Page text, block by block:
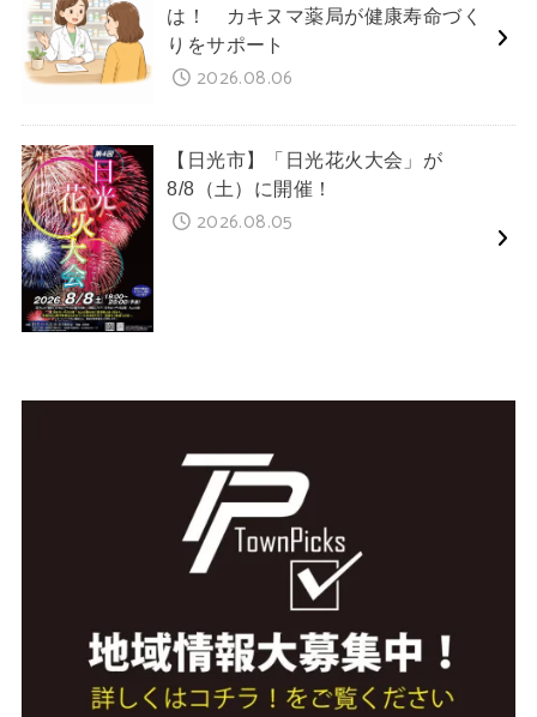
は！ カキヌマ薬局が健康寿命づく
りをサポート
2026.08.06
【日光市】「日光花火大会」が
8/8（土）に開催！
2026.08.05